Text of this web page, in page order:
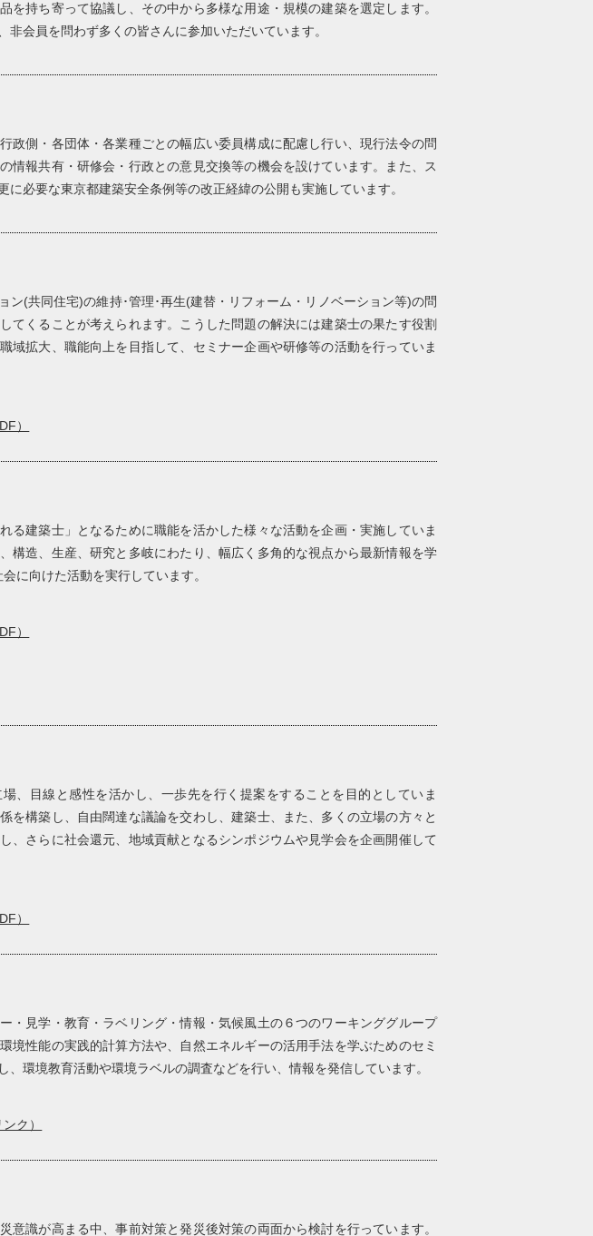
を持ち寄って協議し、その中から多様な用途・規模の建築を選定します。
非会員を問わず多くの皆さんに参加いただいています。
政側・各団体・各業種ごとの幅広い委員構成に配慮し行い、現行法令の問
情報共有・研修会・行政との意見交換等の機会を設けています。また、ス
に必要な東京都建築安全条例等の改正経緯の公開も実施しています。
ン(共同住宅)の維持･管理･再生(建替・リフォーム・リノベーション等)の問
てくることが考えられます。こうした問題の解決には建築士の果たす役割
域拡大、職能向上を目指して、セミナー企画や研修等の活動を行っていま
）
る建築士」となるために職能を活かした様々な活動を企画・実施していま
構造、生産、研究と多岐にわたり、幅広く多角的な視点から最新情報を学
に向けた活動を実行しています。
）
、目線と感性を活かし、一歩先を行く提案をすることを目的としていま
を構築し、自由闊達な議論を交わし、建築士、また、多くの立場の方々と
、さらに社会還元、地域貢献となるシンポジウムや見学会を企画開催して
）
・見学・教育・ラベリング・情報・気候風土の６つのワーキンググループ
境性能の実践的計算方法や、自然エネルギーの活用手法を学ぶためのセミ
、環境教育活動や環境ラベルの調査などを行い、情報を発信しています。
ク）
意識が高まる中、事前対策と発災後対策の両面から検討を行っています。